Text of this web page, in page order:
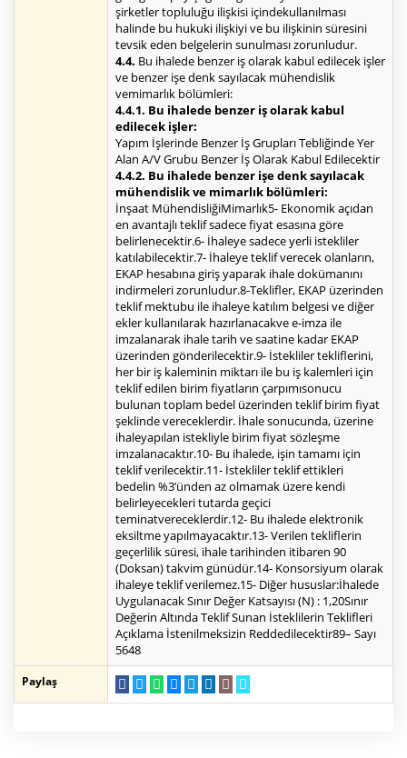
şirketler topluluğu ilişkisi içindekullanılması
halinde bu hukuki ilişkiyi ve bu ilişkinin süresini
tevsik eden belgelerin sunulması zorunludur.
4.4. Bu ihalede benzer iş olarak kabul edilecek işler
ve benzer işe denk sayılacak mühendislik
vemimarlık bölümleri:
4.4.1. Bu ihalede benzer iş olarak kabul
edilecek işler:
Yapım İşlerinde Benzer İş Grupları Tebliğinde Yer
Alan A/V Grubu Benzer İş Olarak Kabul Edilecektir
4.4.2. Bu ihalede benzer işe denk sayılacak
mühendislik ve mimarlık bölümleri:
İnşaat MühendisliğiMimarlık5- Ekonomik açıdan
en avantajlı teklif sadece fiyat esasına göre
belirlenecektir.6- İhaleye sadece yerli istekliler
katılabilecektir.7- İhaleye teklif verecek olanların,
EKAP hesabına giriş yaparak ihale dokümanını
indirmeleri zorunludur.8-Teklifler, EKAP üzerinden
teklif mektubu ile ihaleye katılım belgesi ve diğer
ekler kullanılarak hazırlanacakve e-imza ile
imzalanarak ihale tarih ve saatine kadar EKAP
üzerinden gönderilecektir.9- İstekliler tekliflerini,
her bir iş kaleminin miktarı ile bu iş kalemleri için
teklif edilen birim fiyatların çarpımısonucu
bulunan toplam bedel üzerinden teklif birim fiyat
şeklinde vereceklerdir. İhale sonucunda, üzerine
ihaleyapılan istekliyle birim fiyat sözleşme
imzalanacaktır.10- Bu ihalede, işin tamamı için
teklif verilecektir.11- İstekliler teklif ettikleri
bedelin %3’ünden az olmamak üzere kendi
belirleyecekleri tutarda geçici
teminatvereceklerdir.12- Bu ihalede elektronik
eksiltme yapılmayacaktır.13- Verilen tekliflerin
geçerlilik süresi, ihale tarihinden itibaren 90
(Doksan) takvim günüdür.14- Konsorsiyum olarak
ihaleye teklif verilemez.15- Diğer hususlar:İhalede
Uygulanacak Sınır Değer Katsayısı (N) : 1,20Sınır
Değerin Altında Teklif Sunan İsteklilerin Teklifleri
Açıklama İstenilmeksizin Reddedilecektir89– Sayı
5648
Paylaş